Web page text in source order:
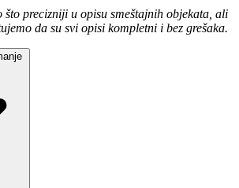
što precizniji u opisu smeštajnih objekata, ali
da su svi opisi kompletni i bez grešaka.